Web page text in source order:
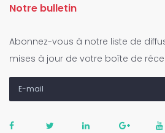
Notre bulletin
Abonnez-vous à notre liste de
mises à jour de votre boîte de